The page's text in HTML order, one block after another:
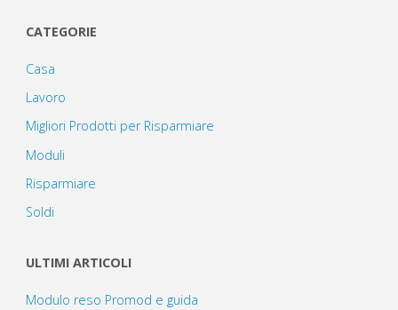
CATEGORIE
Casa
Lavoro
Migliori Prodotti per Risparmiare
Moduli
Risparmiare
Soldi
ULTIMI ARTICOLI
Modulo reso Promod e guida